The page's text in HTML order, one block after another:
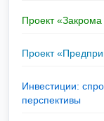
Проект
Проект
Инвестиции:
перспективы